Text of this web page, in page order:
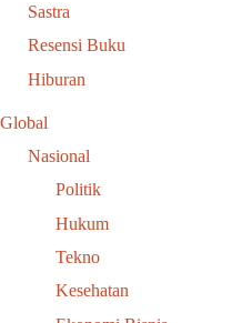
Sastra
Resensi Buku
Hiburan
Global
Nasional
Politik
Hukum
Tekno
Kesehatan